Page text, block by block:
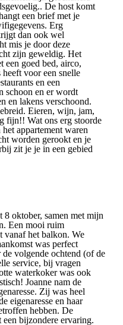
De host komt
een brief met je
Erg
dan ook wel
mis je door deze
zijn geweldig. Het
een goed bed, airco,
voor een snelle
en een
schoon en er wordt
en lakens verschoond.
Eieren, wijn, jam,
fijn!! Wat ons erg stoorde
appartement waren
worden gerookt en je
zit je je in een gebied
oktober, samen met mijn
Een mooi ruim
vanaf het balkon. We
was perfect
volgende ochtend (of de
service, bij vragen
waterkoker was ook
Joanne nam de
Zij was heel
eigenaresse en haar
hebben. De
een bijzondere ervaring.